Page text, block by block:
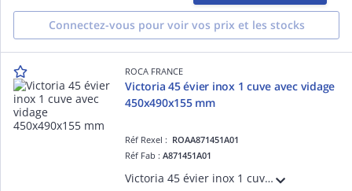
Connectez-vous pour voir vos prix et les stocks
ROCA FRANCE
Victoria 45 évier inox 1 cuve avec vidage
450x490x155 mm
Réf Rexel : ROAA871451A01
Réf Fab :A871451A01
Victoria 45 évier inox 1 cuve avec vidage 450x490x155 mm